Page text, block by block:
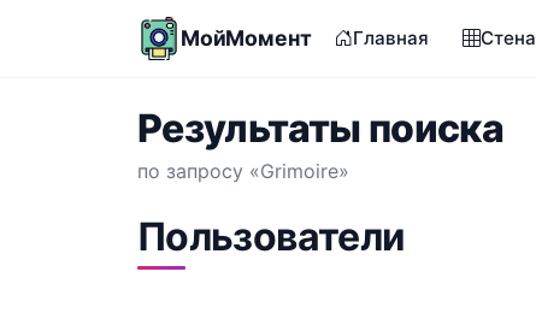
МойМомент Главная Стена
Результаты поиска
по запросу «Grimoire»
Пользователи